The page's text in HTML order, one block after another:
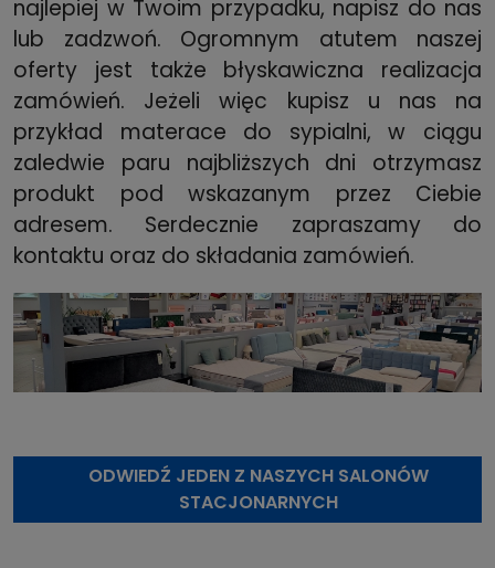
najlepiej w Twoim przypadku, napisz do nas
lub zadzwoń. Ogromnym atutem naszej
oferty jest także błyskawiczna realizacja
zamówień. Jeżeli więc kupisz u nas na
przykład materace do sypialni, w ciągu
zaledwie paru najbliższych dni otrzymasz
produkt pod wskazanym przez Ciebie
adresem. Serdecznie zapraszamy do
kontaktu oraz do składania zamówień.
ODWIEDŹ JEDEN Z NASZYCH SALONÓW
STACJONARNYCH